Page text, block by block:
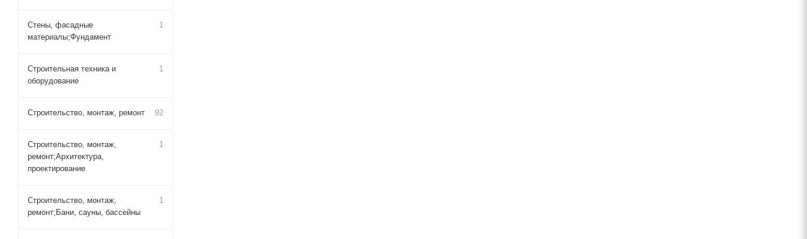
Стены, фасадные
материалы;Фундамент
1
Строительная техника и
оборудование
1
Строительство, монтаж, ремонт 92
Строительство, монтаж,
ремонт;Архитектура,
проектирование
1
Строительство, монтаж,
ремонт;Бани, сауны, бассейны
1